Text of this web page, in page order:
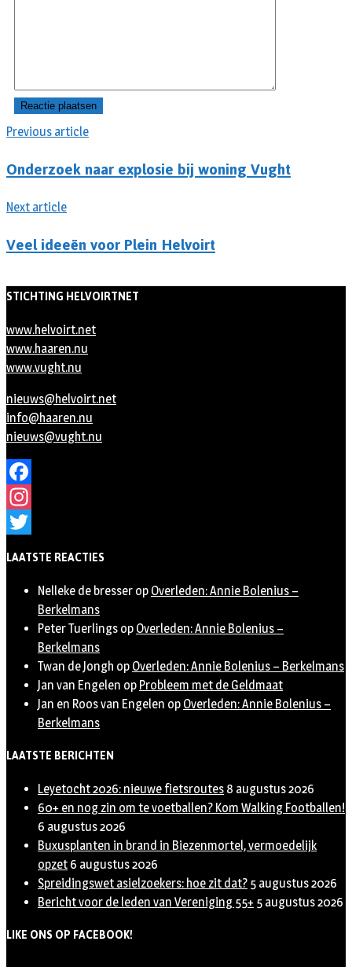
Previous article
Onderzoek naar explosie bij woning Vught
Next article
Veel ideeën voor Plein Helvoirt
STICHTING HELVOIRTNET
www.helvoirt.net
www.haaren.nu
www.vught.nu
nieuws@helvoirt.net
info@haaren.nu
nieuws@vught.nu
Facebook
Instagram
LAATSTE REACTIES
Nelleke de bresser op Overleden: Annie Bolenius –
Berkelmans
Peter Tuerlings op Overleden: Annie Bolenius –
Berkelmans
Twan de Jongh op Overleden: Annie Bolenius – Berkelmans
Jan van Engelen op Probleem met de Geldmaat
Jan en Roos van Engelen op Overleden: Annie Bolenius –
Berkelmans
LAATSTE BERICHTEN
Leyetocht 2026: nieuwe fietsroutes 8 augustus 2026
60+ en nog zin om te voetballen? Kom Walking Footballen!
6 augustus 2026
Buxusplanten in brand in Biezenmortel, vermoedelijk
opzet 6 augustus 2026
Spreidingswet asielzoekers: hoe zit dat? 5 augustus 2026
Bericht voor de leden van Vereniging 55+ 5 augustus 2026
LIKE ONS OP FACEBOOK!